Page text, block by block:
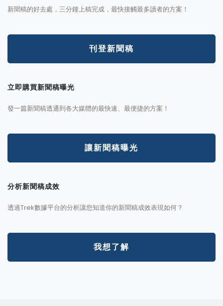
新聞稿的好去處，三分鐘上稿完成，最快接觸最多讀者的方案！
刊登新聞稿
立即購買新聞稿曝光
發一篇新聞稿透通到各大媒體的最快速、最便捷的方案！
讓新聞稿曝光
分析新聞稿成效
透過Trek數據平台的分析讓您知道你的新聞稿成效表現如何？
我想了解